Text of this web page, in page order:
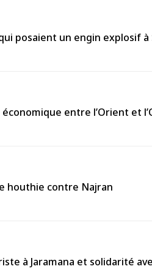
posaient un engin explosif à
entre l’Orient et
houthie contre Najran
à Jaramana et solidarité